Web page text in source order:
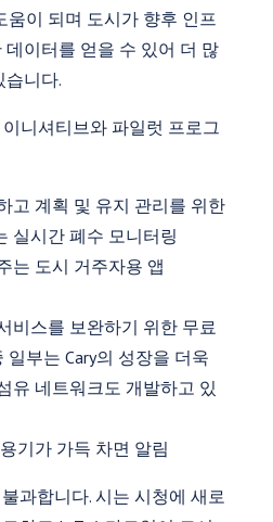
움이 되며 도시가 향후 인프
이터를 얻을 수 있어 더 많
습니다.
니셔티브와 파일럿 프로그
고 계획 및 유지 관리를 위한
실시간 폐수 모니터링
는 도시 거주자용 앱
비스를 보완하기 위한 무료
일부는 Cary의 성장을 더욱
유 네트워크도 개발하고 있
기가 가득 차면 알림
과합니다. 시는 시청에 새로